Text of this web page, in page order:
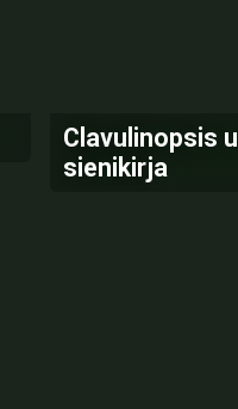
Clavulinopsis
sienikirja